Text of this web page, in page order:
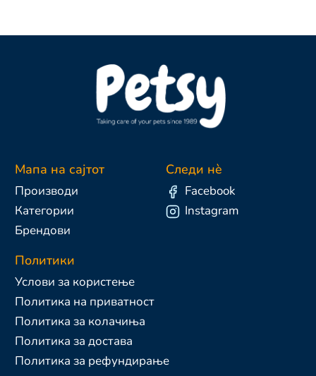
Мапа на сајтот
Производи
Категории
Брендови
Политики
Услови за користење
Политика на приватност
Политика за колачиња
Политика за достава
Политика за рефундирање
Следи нè
Facebook
Instagram